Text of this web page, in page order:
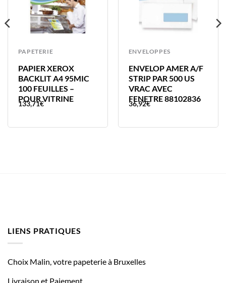
PAPETERIE
PAPIER XEROX
BACKLIT A4 95MIC
100 FEUILLES –
POUR VITRINE
133,71€
ENVELOPPES
ENVELOP AMER A/F
STRIP PAR 500 US
VRAC AVEC
FENETRE 88102836
36,92€
LIENS PRATIQUES
Choix Malin, votre papeterie à Bruxelles
Livraison et Paiement